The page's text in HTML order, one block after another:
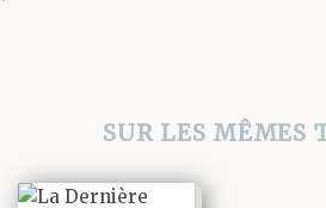
SUR LES MÊMES